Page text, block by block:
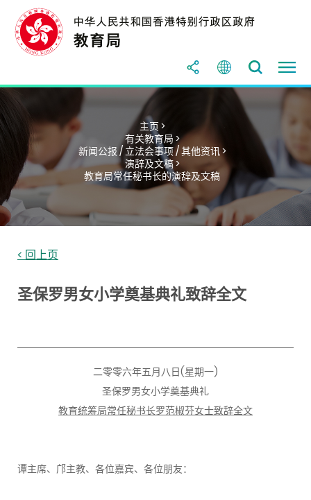
主页 >
有关教育局 >
新闻公报 / 立法会事项 / 其他资讯 >
演辞及文稿 >
教育局常任秘书长的演辞及文稿
< 回上页
圣保罗男女小学奠基典礼致辞全文
二零零六年五月八日(星期一)
圣保罗男女小学奠基典礼
教育统筹局常任秘书长罗范椒芬女士致辞全文
谭主席、邝主教、各位嘉宾、各位朋友：